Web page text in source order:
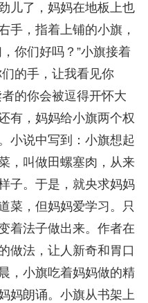
儿了，妈妈在地板上也
手，指着上铺的小旗，
你们好吗？”小旗接着
的手，让我看见你
的你会被逗得开怀大
有，妈妈给小旗两个权
小说中写到：小旗想起
，叫做田螺塞肉，从来
子。于是，就央求妈妈
菜，但妈妈爱学习。只
着法子做出来。作者在
做法，让人新奇和胃口
，小旗吃着妈妈做的精
妈朗诵。小旗从书架上